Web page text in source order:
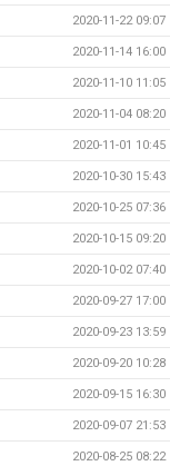
2020-11-22 09:07
2020-11-14 16:00
2020-11-10 11:05
2020-11-04 08:20
2020-11-01 10:45
2020-10-30 15:43
2020-10-25 07:36
2020-10-15 09:20
2020-10-02 07:40
2020-09-27 17:00
2020-09-23 13:59
2020-09-20 10:28
2020-09-15 16:30
2020-09-07 21:53
2020-08-25 08:22